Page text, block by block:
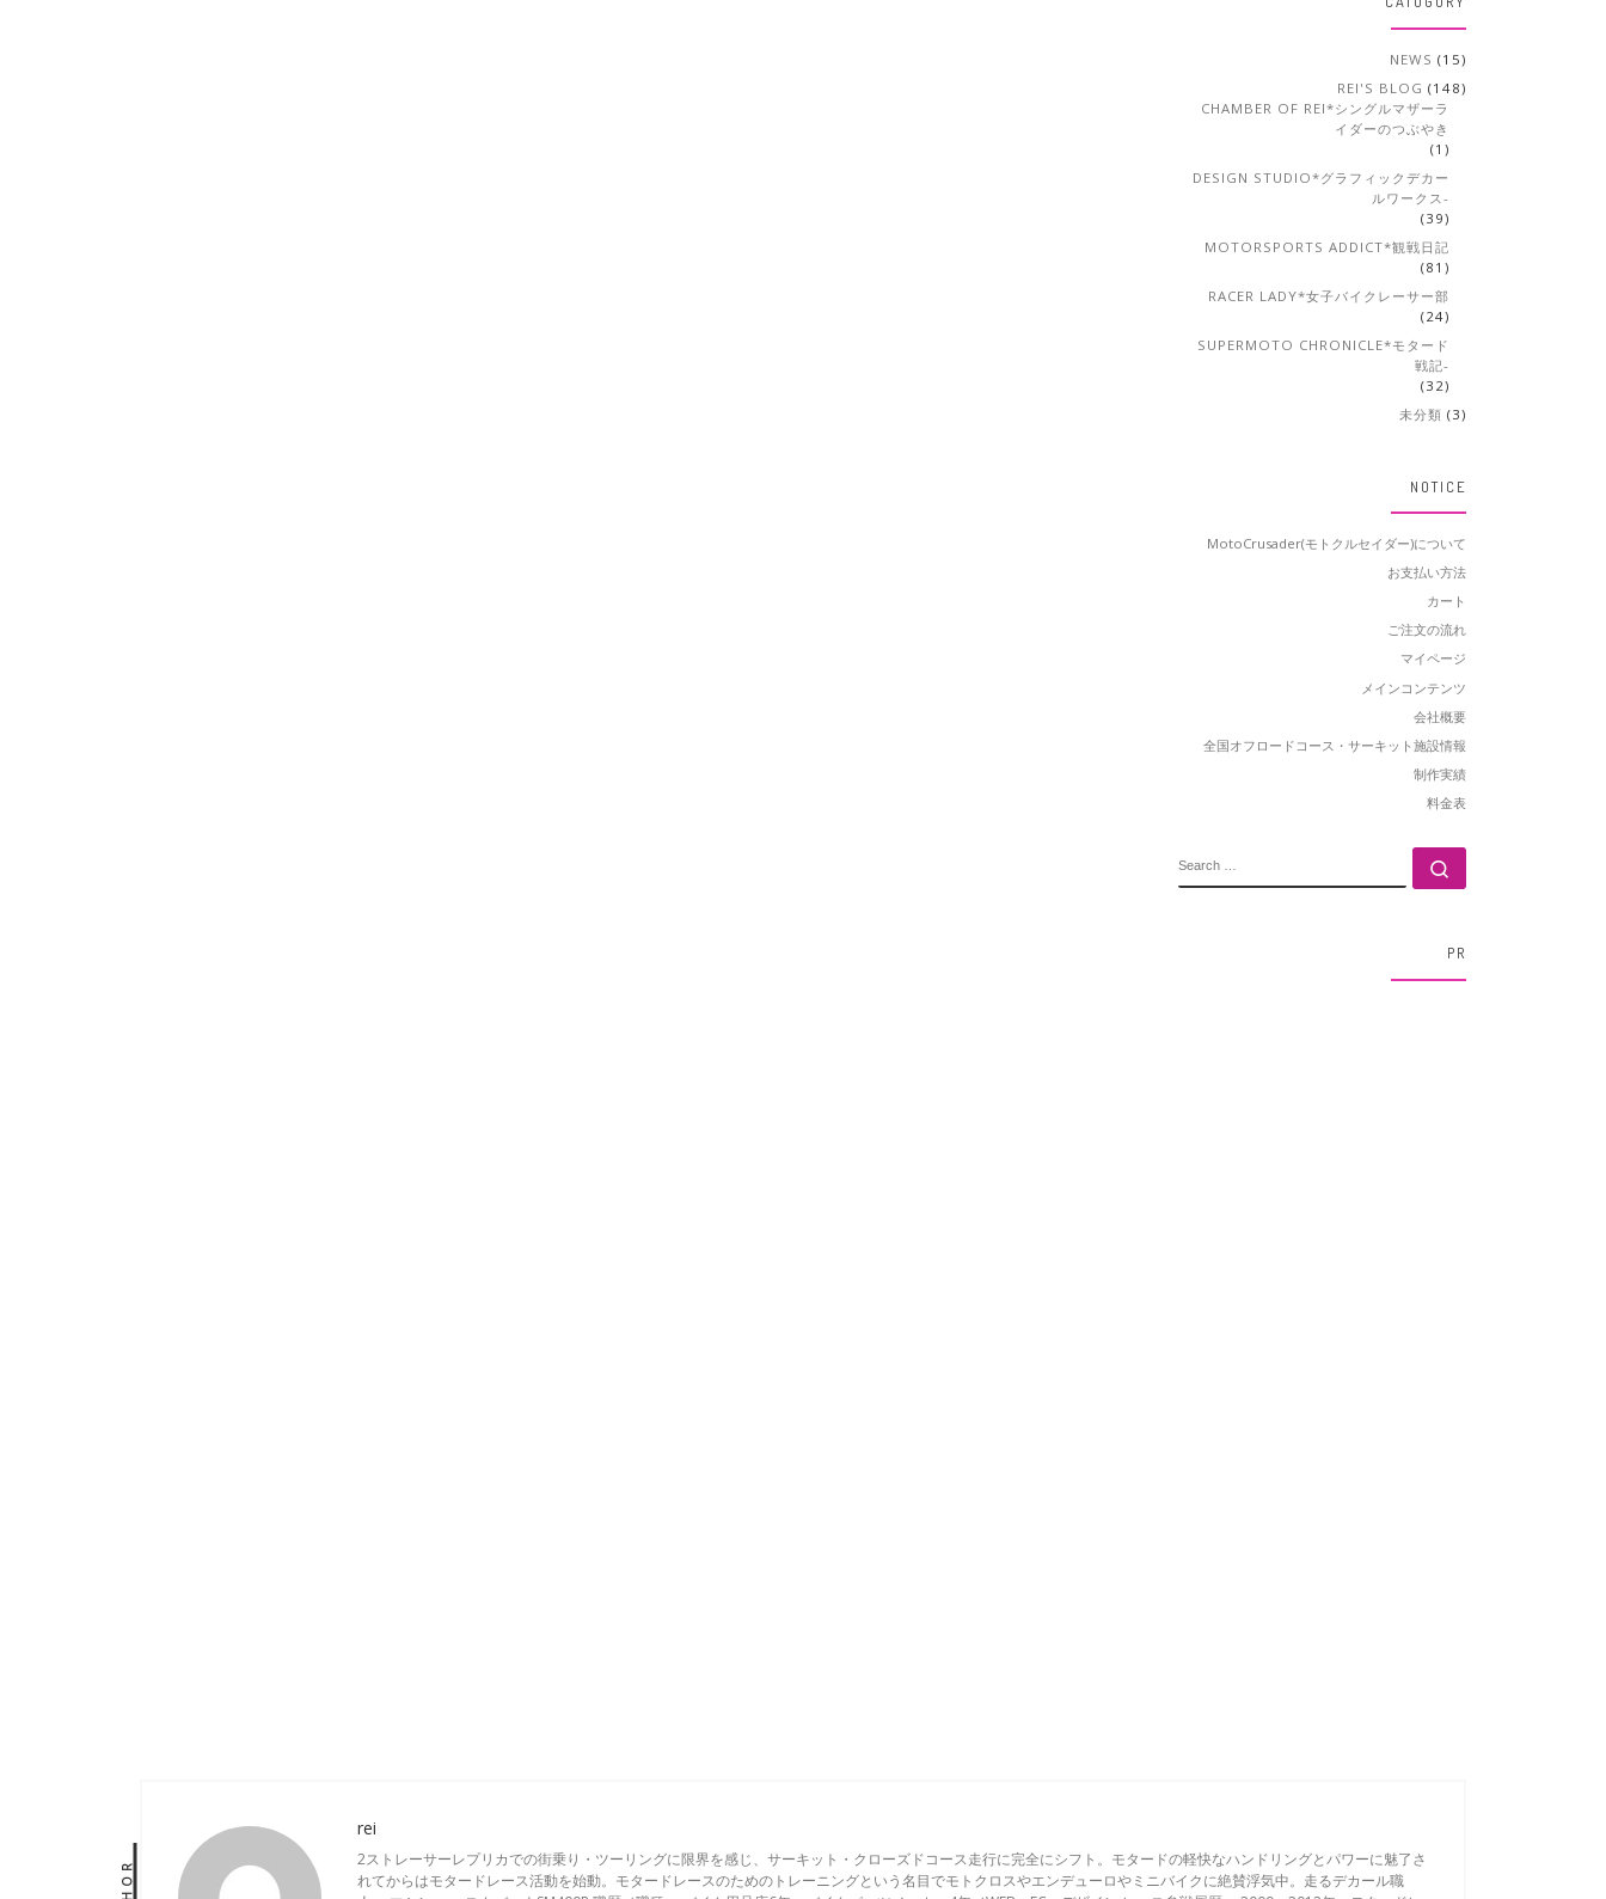
rei
2ストレーサーレプリカでの街乗り・ツーリングに限界を感じ、サーキット・クローズドコース走行に完全にシフト。モタードの軽快なハンドリングとパワーに魅了さ
れてからはモタードレース活動を始動。モタードレースのためのトレーニングという名目でモトクロスやエンデューロやミニバイクに絶賛浮気中。走るデカール職
NEWS (15)
REI'S BLOG (148)
CHAMBER OF REI*シングルマザーラ
イダーのつぶやき
(1)
DESIGN STUDIO*グラフィックデカー
ルワークス-
(39)
MOTORSPORTS ADDICT*観戦日記
(81)
RACER LADY*女子バイクレーサー部
(24)
SUPERMOTO CHRONICLE*モタード
戦記-
(32)
未分類 (3)
NOTICE
MotoCrusader(モトクルセイダー)について
お支払い方法
カート
ご注文の流れ
マイページ
メインコンテンツ
会社概要
全国オフロードコース・サーキット施設情報
制作実績
料金表
PR